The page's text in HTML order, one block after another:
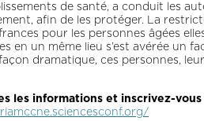
de santé, a conduit les
afin de les protéger. La
pour les personnes âgées
en un même lieu s’est avérée un
dramatique, ces personnes,
les informations et inscrivez-